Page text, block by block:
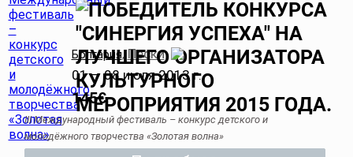
Болгария,Пески
01 — 08 июля 2013 г.
145€
ІІІ Международный фестиваль – конкурс детского и
молодёжного творчества «Золотая волна»